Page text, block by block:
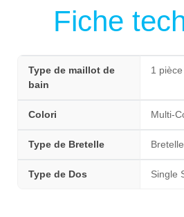
Fiche
Type de maillot de
bain
1 pièce
Colori Multi-
Type de Bretelle
Type de Dos Single